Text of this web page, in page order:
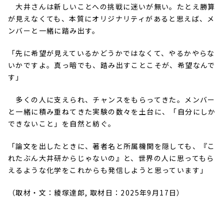
大井さんは新しいことへの挑戦に迷いが無い。たとえ勝算
が見えなくても、本質にオリジナリティがあると思えば、メ
ンバーと一緒に踏み出す。
「先に希望が見えているかどうかではなくて、やるかやらな
いかですよ。真っ暗でも、踏み出すことこそが、希望なんで
す」
多くの人に支えられ、チャンスをもらってきた。メンバー
と一緒に積み重ねてきた実験の数々を土台に、「自分にしか
できないこと」を自然と紡ぐ。
「論文を出したときに、著者名と所属機関を隠しても、『こ
れたぶん大井研からじゃないの』と、世界の人に思ってもら
えるような化学をこれからも発信しようと思っています」
（取材・文：綾塚達郎, 取材日：2025年9月17日）